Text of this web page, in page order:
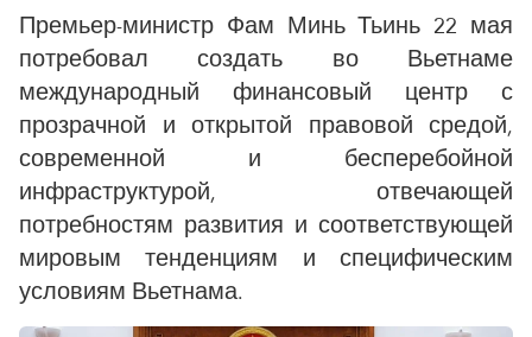
Премьер-министр Фам Минь Тьинь 22 мая
потребовал создать во Вьетнаме
международный финансовый центр с
прозрачной и открытой правовой средой,
современной и бесперебойной
инфраструктурой, отвечающей
потребностям развития и соответствующей
мировым тенденциям и специфическим
условиям Вьетнама.